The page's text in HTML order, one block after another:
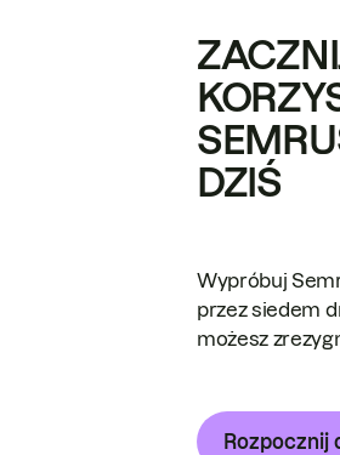
DZIŚ
Wypróbuj
przez siedem
możesz
Rozpocznij